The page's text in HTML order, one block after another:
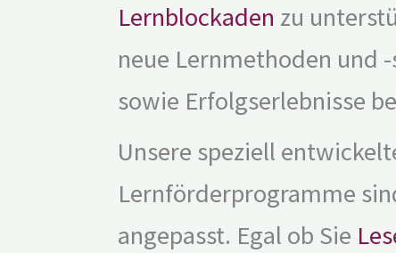
Lernblockaden zu
neue Lernmethoden und
sowie Erfolgserlebnisse
Unsere speziell
Lernförderprogramme
angepasst. Egal ob Sie